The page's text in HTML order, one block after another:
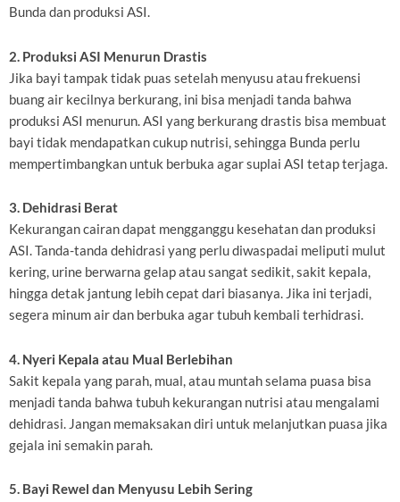
Bunda dan produksi ASI.
2. Produksi ASI Menurun Drastis
Jika bayi tampak tidak puas setelah menyusu atau frekuensi
buang air kecilnya berkurang, ini bisa menjadi tanda bahwa
produksi ASI menurun. ASI yang berkurang drastis bisa membuat
bayi tidak mendapatkan cukup nutrisi, sehingga Bunda perlu
mempertimbangkan untuk berbuka agar suplai ASI tetap terjaga.
3. Dehidrasi Berat
Kekurangan cairan dapat mengganggu kesehatan dan produksi
ASI. Tanda-tanda dehidrasi yang perlu diwaspadai meliputi mulut
kering, urine berwarna gelap atau sangat sedikit, sakit kepala,
hingga detak jantung lebih cepat dari biasanya. Jika ini terjadi,
segera minum air dan berbuka agar tubuh kembali terhidrasi.
4. Nyeri Kepala atau Mual Berlebihan
Sakit kepala yang parah, mual, atau muntah selama puasa bisa
menjadi tanda bahwa tubuh kekurangan nutrisi atau mengalami
dehidrasi. Jangan memaksakan diri untuk melanjutkan puasa jika
gejala ini semakin parah.
5. Bayi Rewel dan Menyusu Lebih Sering